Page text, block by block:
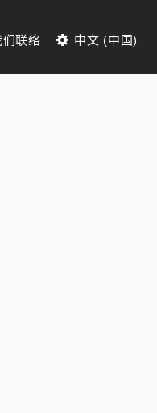
们联络 中文 (中国)